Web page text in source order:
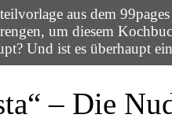
aus dem
um diesem
Und ist es überhaupt
– Die